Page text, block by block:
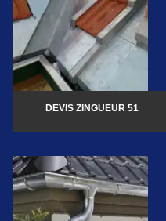
DEVIS ZINGUEUR 51